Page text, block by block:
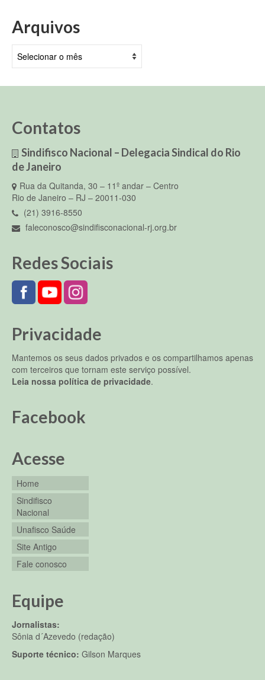
Arquivos
Contatos
Sindifisco Nacional – Delegacia Sindical do Rio
de Janeiro
Rua da Quitanda, 30 – 11º andar – Centro
Rio de Janeiro – RJ – 20011-030
(21) 3916-8550
faleconosco@sindifisconacional-rj.org.br
Redes Sociais
Privacidade
Mantemos os seus dados privados e os compartilhamos apenas
com terceiros que tornam este serviço possível.
Leia nossa política de privacidade.
Facebook
Acesse
Home
Sindifisco
Nacional
Unafisco Saúde
Site Antigo
Fale conosco
Equipe
Jornalistas:
Sônia d´Azevedo (redação)
Suporte técnico: Gilson Marques